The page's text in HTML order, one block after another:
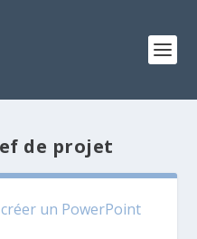
de projet